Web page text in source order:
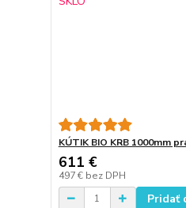
KÚTIK BIO KRB 1000mm
611 €
497 € bez DPH
Pridať